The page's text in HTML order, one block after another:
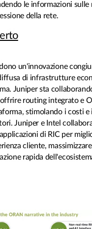
le informazioni sulle
della rete.
un'innovazione
di infrastrutture
Juniper sta
routing integrato e
stimolando i costi e
Juniper e Intel
di RIC per
cliente,
rapida